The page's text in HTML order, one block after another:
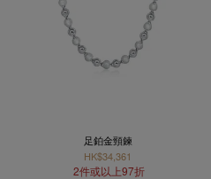
足鉑金頸鍊
HK$34,361
2件或以上97折